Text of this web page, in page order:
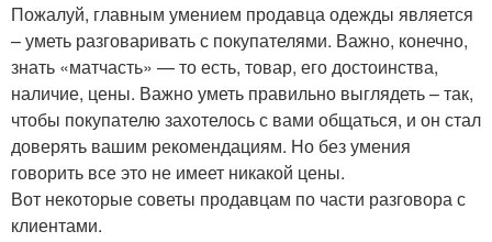
Пожалуй, главным умением продавца одежды является
– уметь разговаривать с покупателями. Важно, конечно,
знать «матчасть» — то есть, товар, его достоинства,
наличие, цены. Важно уметь правильно выглядеть – так,
чтобы покупателю захотелось с вами общаться, и он стал
доверять вашим рекомендациям. Но без умения
говорить все это не имеет никакой цены.
Вот некоторые советы продавцам по части разговора с
клиентами.